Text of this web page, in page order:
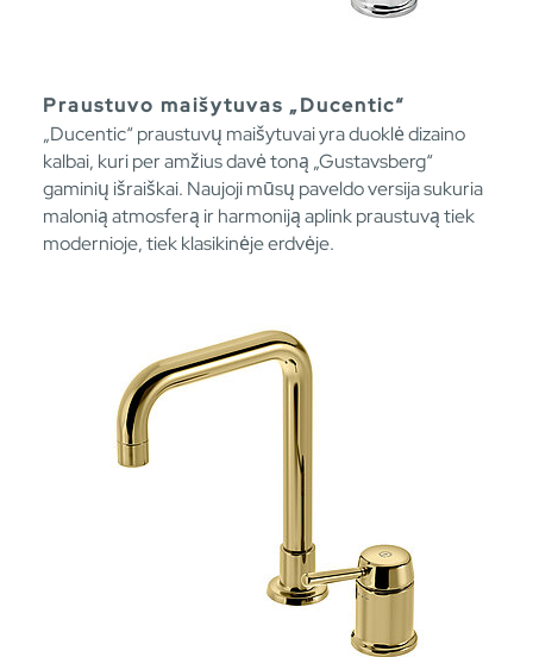
Praustuvo maišytuvas „Ducentic“
„Ducentic“ praustuvų maišytuvai yra duoklė dizaino
kalbai, kuri per amžius davė toną „Gustavsberg“
gaminių išraiškai. Naujoji mūsų paveldo versija sukuria
malonią atmosferą ir harmoniją aplink praustuvą tiek
modernioje, tiek klasikinėje erdvėje.